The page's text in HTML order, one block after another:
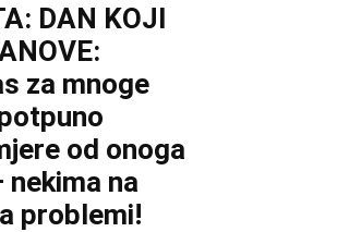
DAN KOJI
za mnoge
od onoga
na
problemi!